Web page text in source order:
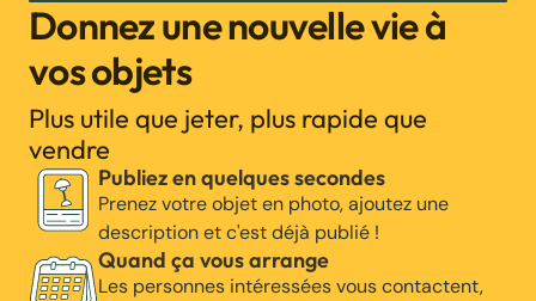
Donnez une nouvelle vie à
vos objets
Plus utile que jeter, plus rapide que
vendre
Publiez en quelques secondes
Prenez votre objet en photo, ajoutez une
description et c'est déjà publié !
Quand ça vous arrange
Les personnes intéressées vous contactent,